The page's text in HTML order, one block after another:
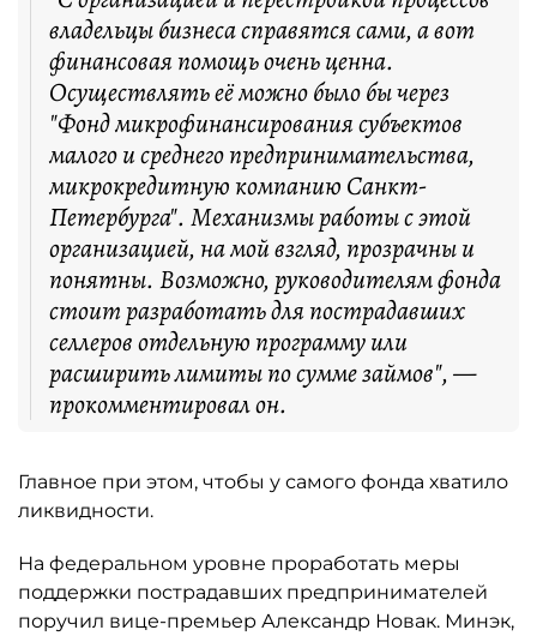
владельцы бизнеса справятся сами, а вот
финансовая помощь очень ценна.
Осуществлять её можно было бы через
"Фонд микрофинансирования субъектов
малого и среднего предпринимательства,
микрокредитную компанию Санкт-
Петербурга". Механизмы работы с этой
организацией, на мой взгляд, прозрачны и
понятны. Возможно, руководителям фонда
стоит разработать для пострадавших
селлеров отдельную программу или
расширить лимиты по сумме займов", —
прокомментировал он.
Главное при этом, чтобы у самого фонда хватило
ликвидности.
На федеральном уровне проработать меры
поддержки пострадавших предпринимателей
поручил вице-премьер Александр Новак. Минэк,